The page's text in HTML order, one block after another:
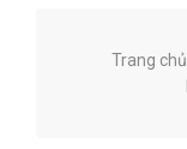
Trang chủ